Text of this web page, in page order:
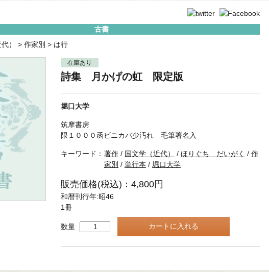
古書
） > 作家別 > は行
在庫あり
詩集 月かげの虹 限定版
堀口大学
筑摩書房
限１０００函ビニカバ少汚れ 毛筆署名入
キーワード： 著作 / 国文学（近代） / ほりぐち だいがく / 作
家別 / 単行本 / 堀口大学
販売価格(税込)：4,800円
和暦刊行年:昭46
1冊
数量